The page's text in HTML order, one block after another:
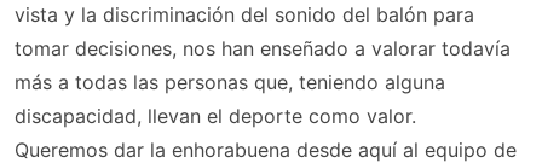
vista y la discriminación del sonido del balón para
tomar decisiones, nos han enseñado a valorar todavía
más a todas las personas que, teniendo alguna
discapacidad, llevan el deporte como valor.
Queremos dar la enhorabuena desde aquí al equipo de